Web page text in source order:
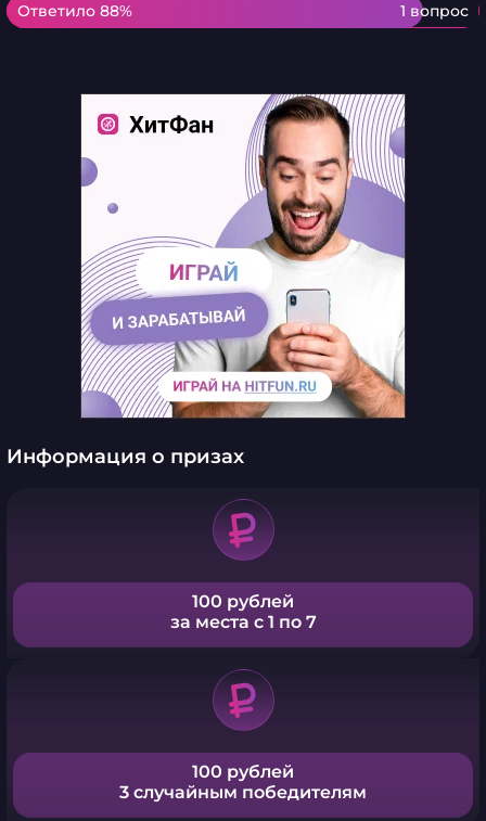
Ответило 88% 1 вопрос
Ответило 88%
Информация о призах
100 рублей
за места с 1 по 7
100 рублей
3 случайным победителям